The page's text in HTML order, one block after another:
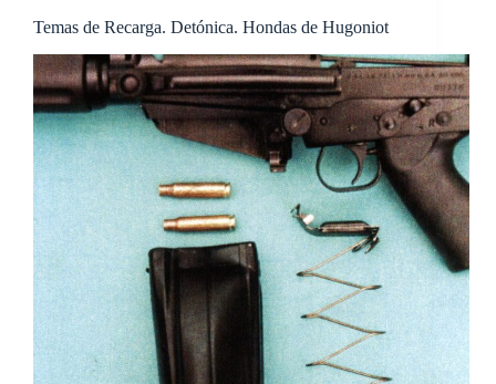
Temas de Recarga. Detónica. Hondas de Hugoniot